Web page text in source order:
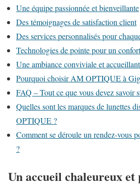
Une équipe passionnée et bienveillante
Des témoignages de satisfaction client
Des services personnalisés pour
Technologies de pointe pour un
Une ambiance conviviale et
Pourquoi choisir AM OPTIQUE à
FAQ – Tout ce que vous devez
Quelles sont les marques de lunettes
OPTIQUE ?
Comment se déroule un rendez-vous
?
Un accueil chaleureux et